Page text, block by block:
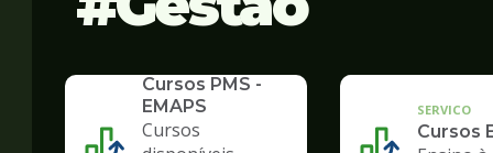
Cursos PMS -
EMAPS
Cursos
SERVICO
Cursos